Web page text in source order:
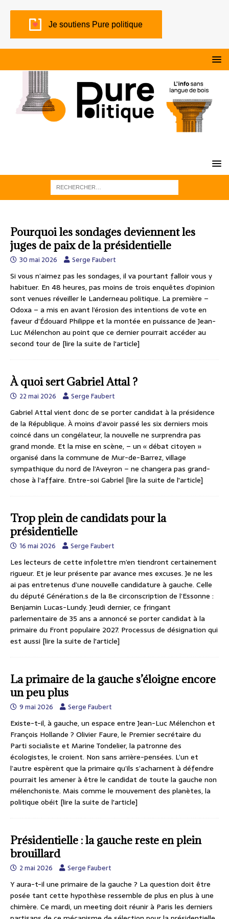
Je soutiens Pure politique
Pourquoi les sondages deviennent les
juges de paix de la présidentielle
30 mai 2026 Serge Faubert
Si vous n’aimez pas les sondages, il va pourtant falloir vous y
habituer. En 48 heures, pas moins de trois enquêtes d’opinion
sont venues réveiller le Landerneau politique. La première –
Odoxa – a mis en avant l’érosion des intentions de vote en
faveur d’Édouard Philippe et la montée en puissance de Jean-
Luc Mélenchon au point que ce dernier pourrait accéder au
second tour de [lire la suite de l'article]
À quoi sert Gabriel Attal ?
22 mai 2026 Serge Faubert
Gabriel Attal vient donc de se porter candidat à la présidence
de la République. À moins d’avoir passé les six derniers mois
coincé dans un congélateur, la nouvelle ne surprendra pas
grand monde. Et la mise en scène, – un « débat citoyen »
organisé dans la commune de Mur-de-Barrez, village
sympathique du nord de l’Aveyron – ne changera pas grand-
chose à l’affaire. Entre-soi Gabriel [lire la suite de l'article]
Trop plein de candidats pour la
présidentielle
16 mai 2026 Serge Faubert
Les lecteurs de cette infolettre m’en tiendront certainement
rigueur. Et je leur présente par avance mes excuses. Je ne les
ai pas entretenus d’une nouvelle candidature à gauche. Celle
du député Génération.s de la 8e circonscription de l’Essonne :
Benjamin Lucas-Lundy. Jeudi dernier, ce fringant
parlementaire de 35 ans a annoncé se porter candidat à la
primaire du Front populaire 2027. Processus de désignation qui
est aussi [lire la suite de l'article]
La primaire de la gauche s’éloigne encore
un peu plus
9 mai 2026 Serge Faubert
Existe-t-il, à gauche, un espace entre Jean-Luc Mélenchon et
François Hollande ? Olivier Faure, le Premier secrétaire du
Parti socialiste et Marine Tondelier, la patronne des
écologistes, le croient. Non sans arrière-pensées. L’un et
l’autre espèrent que la primaire qu’ils s’acharnent à défendre
pourrait les amener à être le candidat de toute la gauche non
mélenchoniste. Mais comme le mouvement des planètes, la
politique obéit [lire la suite de l'article]
Présidentielle : la gauche reste en plein
brouillard
2 mai 2026 Serge Faubert
Y aura-t-il une primaire de la gauche ? La question doit être
posée tant cette hypothèse ressemble de plus en plus à une
chimère. Ce mardi, un meeting doit réunir à Paris les derniers